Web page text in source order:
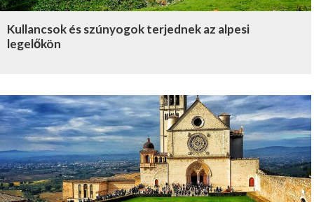
Kullancsok és szúnyogok terjednek az alpesi
legelőkön